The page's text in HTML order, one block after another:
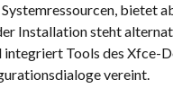
bietet
Installation steht
Tools des Xfce-
vereint.